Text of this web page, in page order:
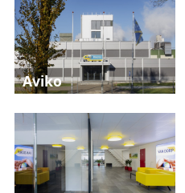
Aviko